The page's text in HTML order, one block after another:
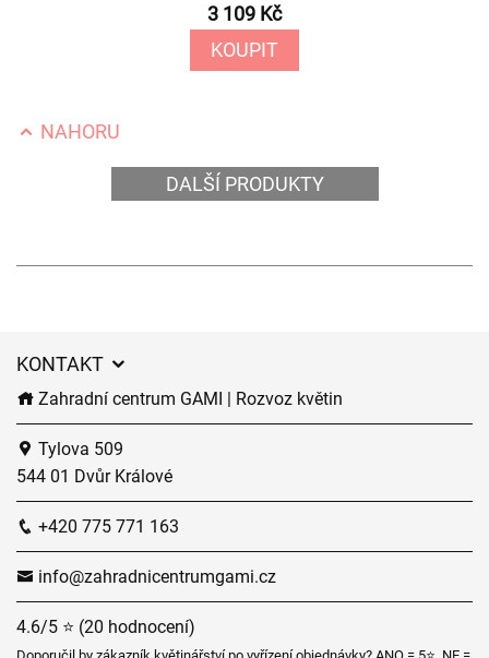
3 109 Kč
KOUPIT
NAHORU
DALŠÍ PRODUKTY
KONTAKT
Zahradní centrum GAMI | Rozvoz květin
Tylova 509
544 01 Dvůr Králové
+420 775 771 163
info@zahradnicentrumgami.cz
4.6/5 ⭐ (20 hodnocení)